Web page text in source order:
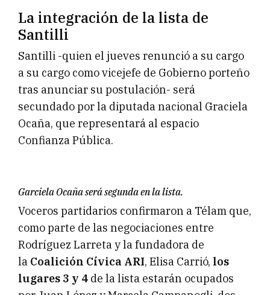
La integración de la lista de
Santilli
Santilli -quien el jueves renunció a su cargo
a su cargo como vicejefe de Gobierno porteño
tras anunciar su postulación- será
secundado por la diputada nacional Graciela
Ocaña, que representará al espacio
Confianza Pública.
Garciela Ocaña será segunda en la lista.
Voceros partidarios confirmaron a Télam que,
como parte de las negociaciones entre
Rodríguez Larreta y la fundadora de
la Coalición Cívica ARI, Elisa Carrió, los
lugares 3 y 4 de la lista estarán ocupados